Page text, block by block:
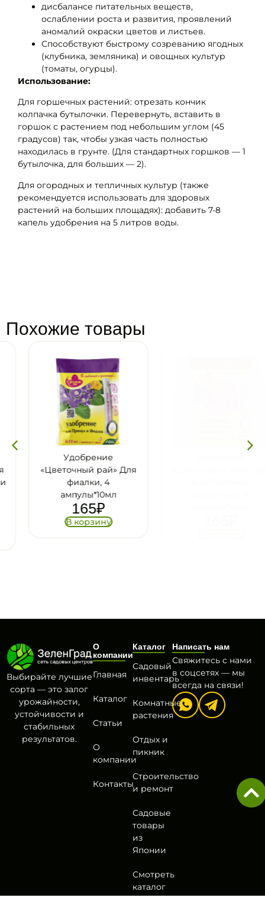
дисбалансе питательных веществ,
ослаблении роста и развития, проявлений
аномалий окраски цветов и листьев.
Способствуют быстрому созреванию ягодных
(клубника, земляника) и овощных культур
(томаты, огурцы).
Использование:
Для горшечных растений: отрезать кончик
колпачка бутылочки. Перевернуть, вставить в
горшок с растением под небольшим углом (45
градусов) так, чтобы узкая часть полностью
находилась в грунте. (Для стандартных горшков — 1
бутылочка, для больших — 2).
Для огородных и тепличных культур (также
рекомендуется использовать для здоровых
растений на больших площадях): добавить 7-8
капель удобрения на 5 литров воды.
Похожие товары
Удобрение
«Цветочный рай» Для
фиалки, 4
ампулы*10мл
165₽
В корзину
Выбирайте лучшие
сорта — это залог
урожайности,
устойчивости и
стабильных
результатов.
О
компании
Главная
Каталог
Статьи
О
компании
Контакты
Каталог
Садовый
инвентарь
Комнатные
растения
Отдых и
пикник
Строительство
и ремонт
Садовые
товары
из
Японии
Смотреть
каталог
Написать нам
Свяжитесь с нами
в соцсетях — мы
всегда на связи!